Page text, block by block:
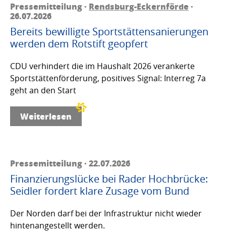
Pressemitteilung · Rendsburg-Eckernförde·
26.07.2026
Bereits bewilligte Sportstättensanierungen
werden dem Rotstift geopfert
CDU verhindert die im Haushalt 2026 verankerte
Sportstättenförderung, positives Signal: Interreg 7a
geht an den Start
Weiterlesen
Pressemitteilung · 22.07.2026
Finanzierungslücke bei Rader Hochbrücke:
Seidler fordert klare Zusage vom Bund
Der Norden darf bei der Infrastruktur nicht wieder
hintenangestellt werden.